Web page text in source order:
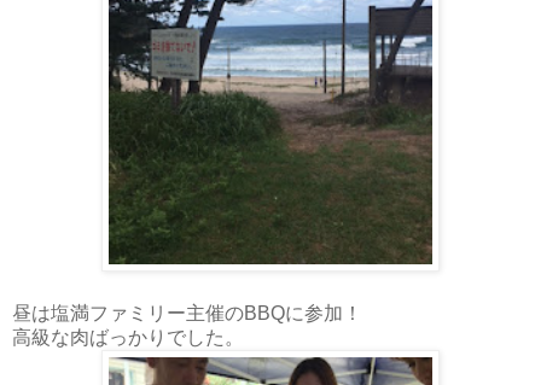
昼は塩満ファミリー主催のBBQに参加！
高級な肉ばっかりでした。